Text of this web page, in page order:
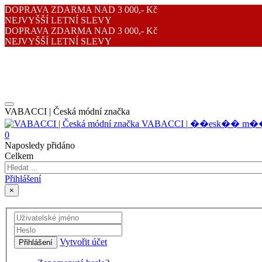
DOPRAVA ZDARMA NAD 3 000,- Kč
NEJVYŠŠÍ LETNÍ SLEVY
DOPRAVA ZDARMA NAD 3 000,- Kč
NEJVYŠŠÍ LETNÍ SLEVY
VABACCI | Česká módní značka
VABACCI | ��esk�� m�
0
Naposledy přidáno
Celkem
Přihlášení
×
Přihlášení Vytvořit účet